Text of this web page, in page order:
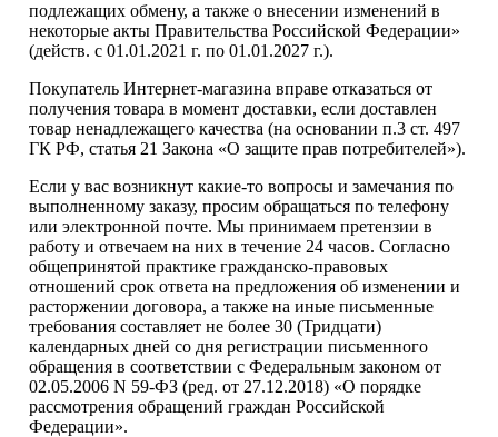
подлежащих обмену, а также о внесении изменений в
некоторые акты Правительства Российской Федерации»
(действ. с 01.01.2021 г. по 01.01.2027 г.).
Покупатель Интернет-магазина вправе отказаться от
получения товара в момент доставки, если доставлен
товар ненадлежащего качества (на основании п.3 ст. 497
ГК РФ, статья 21 Закона «О защите прав потребителей»).
Если у вас возникнут какие-то вопросы и замечания по
выполненному заказу, просим обращаться по телефону
или электронной почте. Мы принимаем претензии в
работу и отвечаем на них в течение 24 часов. Согласно
общепринятой практике гражданско-правовых
отношений срок ответа на предложения об изменении и
расторжении договора, а также на иные письменные
требования составляет не более 30 (Тридцати)
календарных дней со дня регистрации письменного
обращения в соответствии с Федеральным законом от
02.05.2006 N 59-ФЗ (ред. от 27.12.2018) «О порядке
рассмотрения обращений граждан Российской
Федерации».